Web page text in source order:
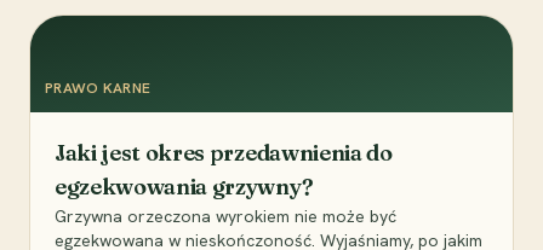
PRAWO KARNE
Jaki jest okres przedawnienia do
egzekwowania grzywny?
Grzywna orzeczona wyrokiem nie może być
egzekwowana w nieskończoność. Wyjaśniamy, po jakim